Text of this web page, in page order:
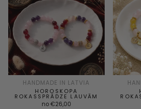
HANDMADE IN LATVIA
HOROSKOPA
ROKASSPRĀDZE LAUVĀM
no €26,00